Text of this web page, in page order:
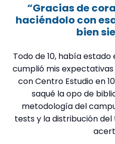
“Gracias de
haciéndolo con
bien
Todo de 10, había
cumplió mis
con Centro Estudio en
saqué la opo de
metodología del
tests y la distribución